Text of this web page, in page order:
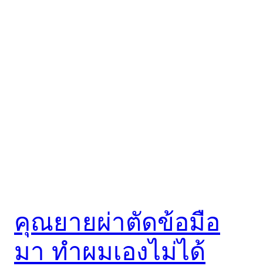
คุณยายผ่าตัดข้อมือ
มา ทำผมเองไม่ได้